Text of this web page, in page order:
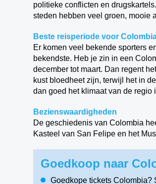
politieke conflicten en
steden hebben veel groen, mooie
Beste reisperiode voor
Er komen veel bekende sporters
bekendste. Heb je zin in een
december tot maart. Dan regent
kust bloedheet zijn, terwijl het in
dan goed het klimaat van de
Bezienswaardigheden
De geschiedenis van Colombia
Kasteel van San Felipe en het
Goedkoop naar
Goedkope tickets Colombia?